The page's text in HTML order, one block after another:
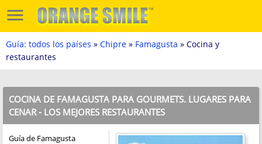
Guía: todos los países » Chipre » Famagusta » Cocina y
restaurantes
COCINA DE FAMAGUSTA PARA GOURMETS. LUGARES PARA
CENAR - LOS MEJORES RESTAURANTES
Guía de Famagusta